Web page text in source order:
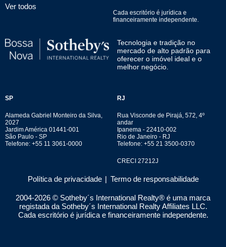
Ver todos
Cada escritório é jurídica e
financeiramente independente.
Tecnologia e tradição no
mercado de alto padrão para
oferecer o imóvel ideal e o
melhor negócio.
SP
Alameda Gabriel Monteiro da Silva,
2027
Jardim América 01441-001
São Paulo - SP
Telefone: +55 11 3061-0000
RJ
Rua Visconde de Pirajá, 572, 4º
andar
Ipanema - 22410-002
Rio de Janeiro - RJ
Telefone: +55 21 3500-0370
CRECI 27212J
Política de privacidade | Termo de responsabilidade
2004-2026 © Sotheby´s International Realty® é uma marca
registada da Sotheby´s International Realty Affiliates LLC.
Cada escritório é jurídica e financeiramente independente.